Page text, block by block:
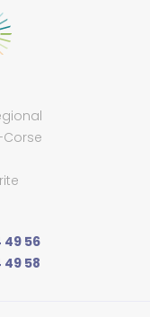
49 56
49 58